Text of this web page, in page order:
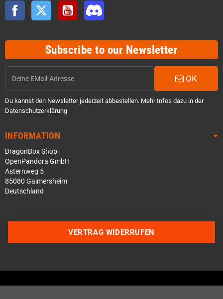
Facebook Twitter YouTube
Subscribe to our Newsletter
OK
Du kannst den Newsletter jederzeit abbestellen. Mehr Infos dazu in der
Datenschutzerklärung
INFORMATION
DragonBox Shop
OpenPandora GmbH
Asternweg 5
85080 Gaimersheim
Deutschland
Über WhatsApp schreiben
VERTRAG WIDERRUFEN